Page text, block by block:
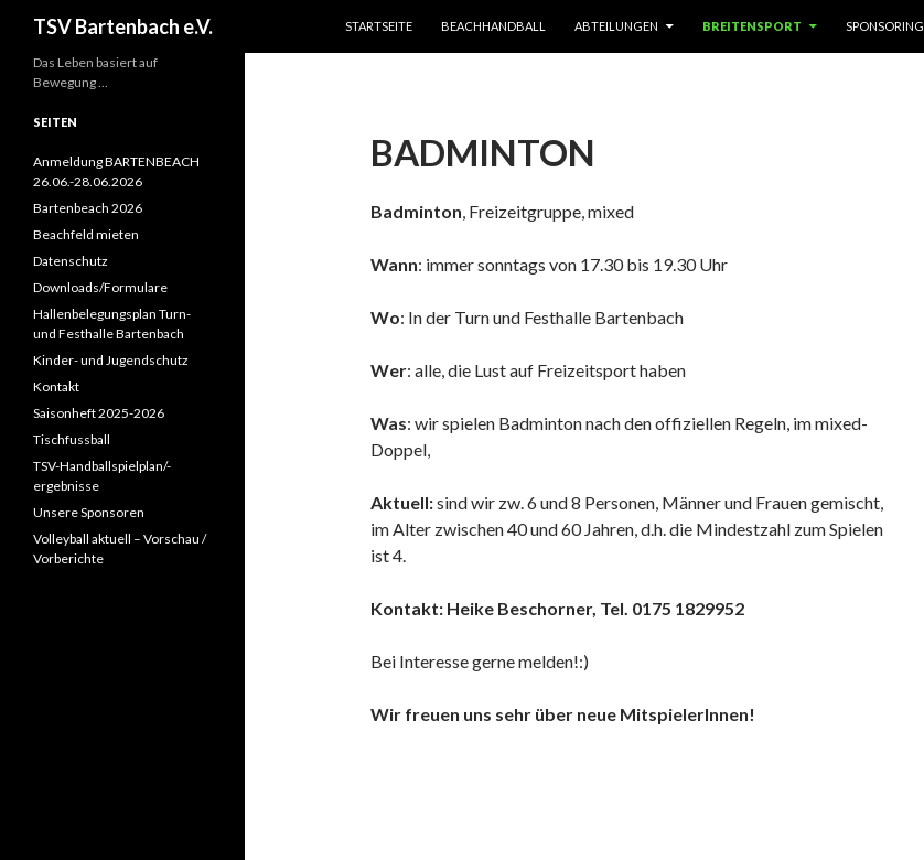
TSV Bartenbach e.V.
STARTSEITE
BEACHHANDBALL ABTEILUNGEN BREITENSPORT SPONSORING
BADMINTON
Badminton, Freizeitgruppe, mixed
Wann: immer sonntags von 17.30 bis 19.30 Uhr
Wo: In der Turn und Festhalle Bartenbach
Wer: alle, die Lust auf Freizeitsport haben
Was: wir spielen Badminton nach den offiziellen Regeln, im mixed-
Doppel,
Aktuell:sind wir zw. 6 und 8 Personen, Männer und Frauen gemischt,
im Alter zwischen 40 und 60 Jahren, d.h. die Mindestzahl zum Spielen
ist 4.
Kontakt: Heike Beschorner, Tel. 0175 1829952
Bei Interesse gerne melden!:)
Wir freuen uns sehr über neue MitspielerInnen!
Das Leben basiert auf
Bewegung …
SEITEN
Anmeldung BARTENBEACH
26.06.-28.06.2026
Bartenbeach 2026
Beachfeld mieten
Datenschutz
Downloads/Formulare
Hallenbelegungsplan Turn-
und Festhalle Bartenbach
Kinder- und Jugendschutz
Kontakt
Saisonheft 2025-2026
Tischfussball
TSV-Handballspielplan/-
ergebnisse
Unsere Sponsoren
Volleyball aktuell – Vorschau /
Vorberichte